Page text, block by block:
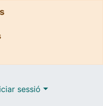
sessió